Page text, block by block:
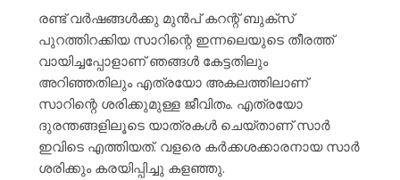
രണ്ട് വർഷങ്ങൾക്കു മുൻപ് കറന്റ് ബുക്സ്
പുറത്തിറക്കിയ സാറിന്റെ ഇന്നലെയുടെ തീരത്ത്
വായിച്ചപ്പോളാണ് ഞങ്ങൾ കേട്ടതിലും
അറിഞ്ഞതിലും എത്രയോ അകലത്തിലാണ്
സാറിന്റെ ശരിക്കുമുള്ള ജീവിതം. എത്രയോ
ദുരന്തങ്ങളിലൂടെ യാത്രകൾ ചെയ്താണ് സാർ
ഇവിടെ എത്തിയത്. വളരെ കർക്കശക്കാരനായ സാർ
ശരിക്കും കരയിപ്പിച്ചു കളഞ്ഞു.